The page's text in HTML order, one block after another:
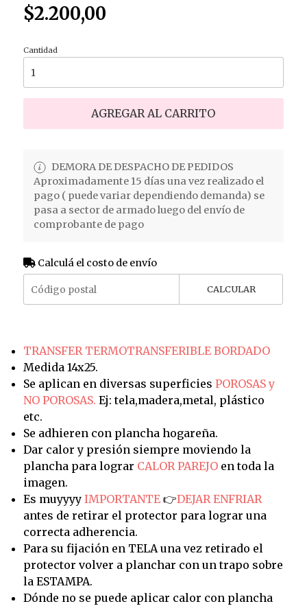
$2.200,00
Cantidad
AGREGAR AL CARRITO
DEMORA DE DESPACHO DE PEDIDOS
Aproximadamente 15 días una vez realizado el
pago ( puede variar dependiendo demanda) se
pasa a sector de armado luego del envío de
comprobante de pago
Calculá el costo de envío
CALCULAR
TRANSFER TERMOTRANSFERIBLE BORDADO
Medida 14x25.
Se aplican en diversas superficies POROSAS y
NO POROSAS. Ej: tela,madera,metal, plástico
etc.
Se adhieren con plancha hogareña.
Dar calor y presión siempre moviendo la
plancha para lograr CALOR PAREJOen toda la
imagen.
Es muyyyy IMPORTANTE👉DEJAR ENFRIAR
antes de retirar el protector para lograr una
correcta adherencia.
Para su fijación en TELA una vez retirado el
protector volver a planchar con un trapo sobre
la ESTAMPA.
Dónde no se puede aplicar calor con plancha